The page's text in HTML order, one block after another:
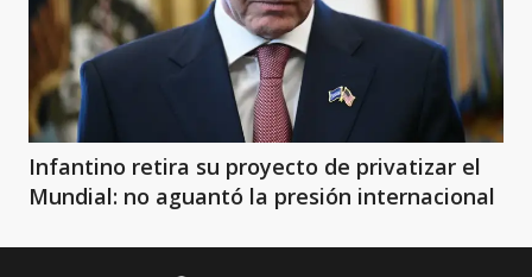
Infantino retira su proyecto de privatizar el
Mundial: no aguantó la presión internacional